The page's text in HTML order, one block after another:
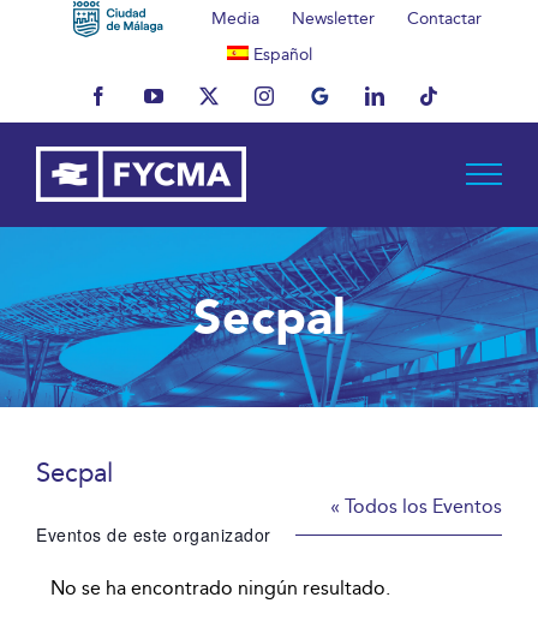
Media Newsletter
Contactar
Español
FacebookYouTubeX InstagramMyBusinessLinkedInTiktok
Secpal
Secpal
« Todos los Eventos
Eventos de este organizador
Aviso
No se ha encontrado ningún resultado.